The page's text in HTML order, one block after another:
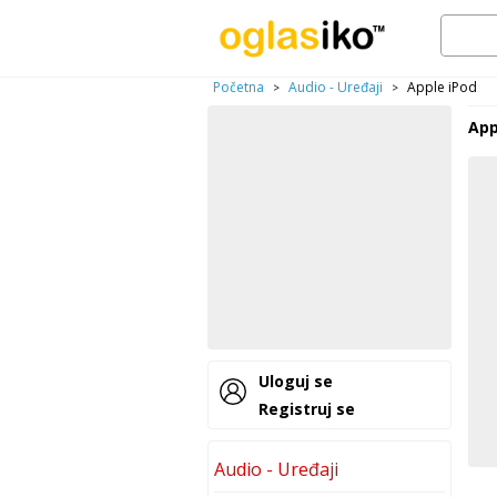
Početna > Audio - Uređaji > Apple iPod
Uloguj se
Registruj se
Audio - Uređaji